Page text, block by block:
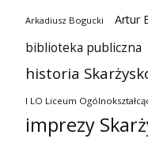
Arkadiusz Bogucki Artur
biblioteka publiczna
historia
I LO Liceum
imprezy